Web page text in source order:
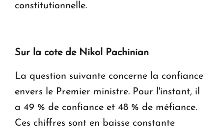
constitutionnelle.
Sur la cote de Nikol Pachinian
La question suivante concerne la confiance
envers le Premier ministre. Pour l'instant, il
a 49 % de confiance et 48 % de méfiance.
Ces chiffres sont en baisse constante